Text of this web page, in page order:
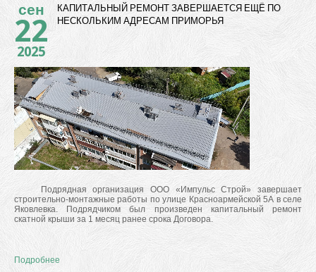
сен
22
2025
КАПИТАЛЬНЫЙ РЕМОНТ ЗАВЕРШАЕТСЯ ЕЩЁ ПО
НЕСКОЛЬКИМ АДРЕСАМ ПРИМОРЬЯ
Подрядная организация ООО «Импульс Строй» завершает
строительно-монтажные работы по улице Красноармейской 5А в селе
Яковлевка. Подрядчиком был произведен капитальный ремонт
скатной крыши за 1 месяц ранее срока Договора.
Подробнее